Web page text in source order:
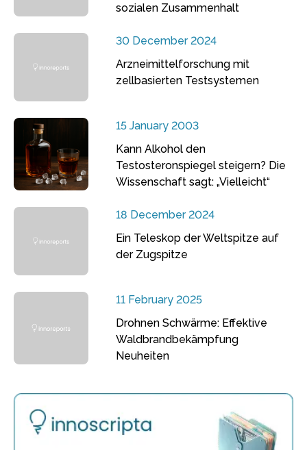
sozialen Zusammenhalt
30 December 2024
Arzneimittelforschung mit
zellbasierten Testsystemen
15 January 2003
Kann Alkohol den
Testosteronspiegel steigern? Die
Wissenschaft sagt: „Vielleicht“
18 December 2024
Ein Teleskop der Weltspitze auf
der Zugspitze
11 February 2025
Drohnen Schwärme: Effektive
Waldbrandbekämpfung
Neuheiten